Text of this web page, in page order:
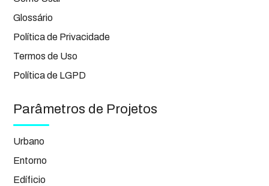
Glossário
Política de Privacidade
Termos de Uso
Política de LGPD
Parâmetros de Projetos
Urbano
Entorno
Edíficio